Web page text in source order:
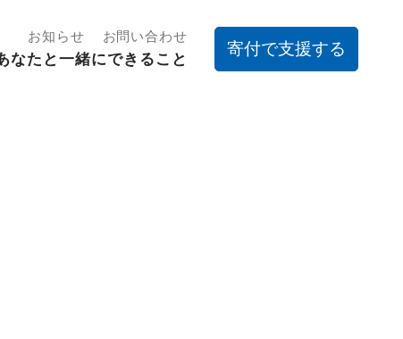
お知らせ お問い合わせ
なたと一緒にできること
寄付で支援する